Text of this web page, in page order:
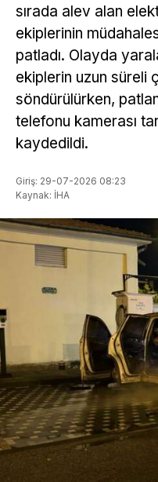
sırada alev alan
ekiplerinin
patladı. Olayda
ekiplerin uzun süreli
söndürülürken,
telefonu kamerası
kaydedildi.
Giriş: 29-07-2026 08:23
Kaynak: İHA